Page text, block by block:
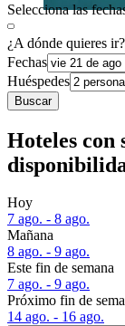
Selecciona las
¿A dónde quieres ir?
Fechas
Huéspedes
Buscar
Hoteles con
Hoy
7 ago. - 8 ago.
Mañana
8 ago. - 9 ago.
Este fin de semana
7 ago. - 9 ago.
Próximo fin de
14 ago. - 16 ago.